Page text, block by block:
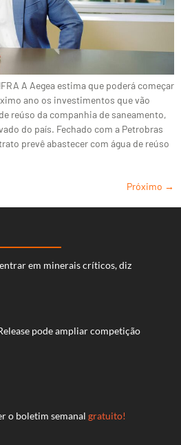
A Aegea estima que poderá começar
ano os investimentos que vão
reúso da companhia de saneamento,
do país. Fechado com a Petrobras
prevê abastecer com água de reúso
Próximo →
em minerais críticos, diz
pode ampliar competição
o boletim semanal gratuito!